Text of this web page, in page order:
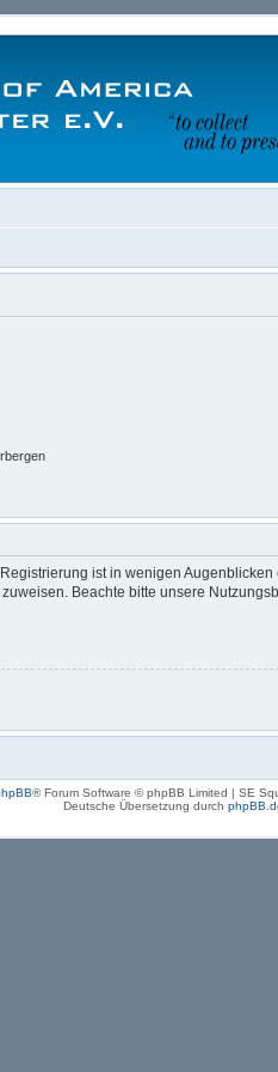
ist in wenigen
Beachte bitte unsere
® Forum Software © phpBB Limited | SE
Deutsche Übersetzung durch